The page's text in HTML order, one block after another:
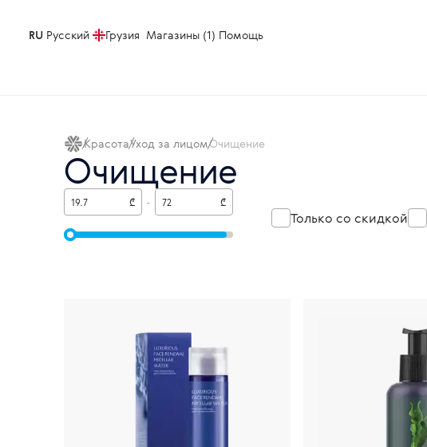
RU Русский Грузия Магазины (1) Помощь
КрасотаУход за лицомОчищение
Очищение
₾ - ₾
Только со скидкой